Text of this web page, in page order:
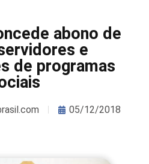
abono de
e
de programas
05/12/2018